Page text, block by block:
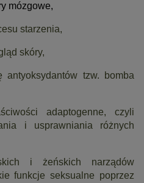
mózgowe,
starzenia,
skóry,
tzw. bomba
adaptogenne, czyli
i usprawniania różnych
i żeńskich narządów
funkcje seksualne poprzez